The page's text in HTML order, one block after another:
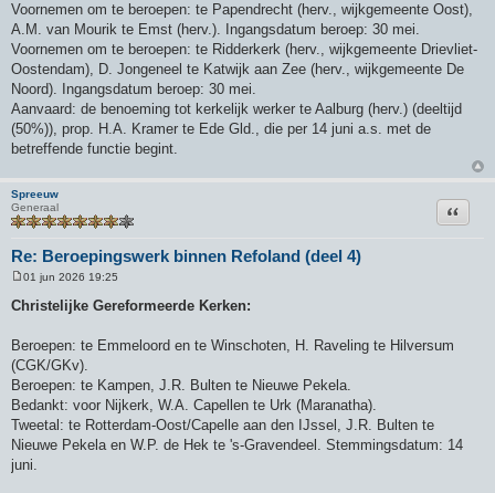
Voornemen om te beroepen: te Papendrecht (herv., wijkgemeente Oost),
A.M. van Mourik te Emst (herv.). Ingangsdatum beroep: 30 mei.
Voornemen om te beroepen: te Ridderkerk (herv., wijkgemeente Drievliet-
Oostendam), D. Jongeneel te Katwijk aan Zee (herv., wijkgemeente De
Noord). Ingangsdatum beroep: 30 mei.
Aanvaard: de benoeming tot kerkelijk werker te Aalburg (herv.) (deeltijd
(50%)), prop. H.A. Kramer te Ede Gld., die per 14 juni a.s. met de
betreffende functie begint.
Spreeuw
Generaal
Re: Beroepingswerk binnen Refoland (deel 4)
Citeer
e
r
h
t
01 jun 2026 19:25
Christelijke Gereformeerde Kerken:
Beroepen: te Emmeloord en te Winschoten, H. Raveling te Hilversum
(CGK/GKv).
Beroepen: te Kampen, J.R. Bulten te Nieuwe Pekela.
Bedankt: voor Nijkerk, W.A. Capellen te Urk (Maranatha).
Tweetal: te Rotterdam-Oost/Capelle aan den IJssel, J.R. Bulten te
Nieuwe Pekela en W.P. de Hek te 's-Gravendeel. Stemmingsdatum: 14
juni.